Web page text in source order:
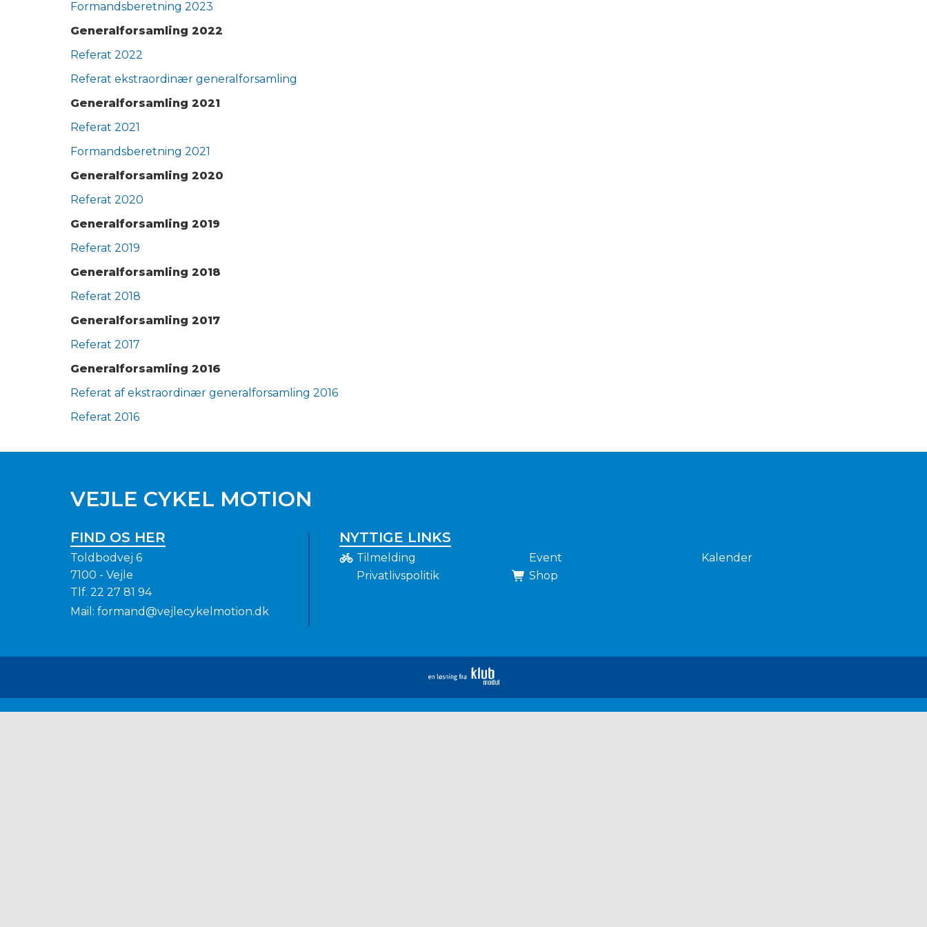
Formandsberetning 2023
Generalforsamling 2022
Referat 2022
Referat ekstraordinær generalforsamling
Generalforsamling 2021
Referat 2021
Formandsberetning 2021
Generalforsamling 2020
Referat 2020
Generalforsamling 2019
Referat 2019
Generalforsamling 2018
Referat 2018
Generalforsamling 2017
Referat 2017
Generalforsamling 2016
Referat af ekstraordinær generalforsamling 2016
Referat 2016
VEJLE CYKEL MOTION
FIND OS HER
Toldbodvej 6
7100 - Vejle
Tlf. 22 27 81 94
Mail: formand@vejlecykelmotion.dk
NYTTIGE LINKS
Tilmelding Event
Kalender
Privatlivspolitik
Shop